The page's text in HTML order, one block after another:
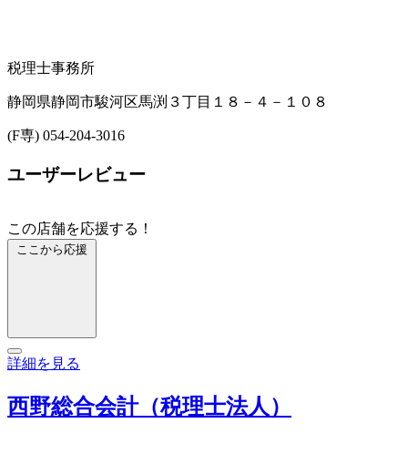
税理士事務所
静岡県静岡市駿河区馬渕３丁目１８－４－１０８
(F専) 054-204-3016
ユーザーレビュー
この店舗を応援する！
ここから応援
詳細を見る
西野総合会計（税理士法人）